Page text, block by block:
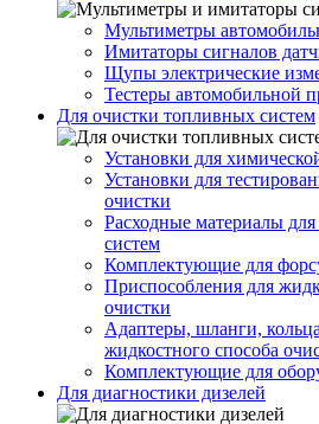
Мультиметры
Имитаторы сигналов
Щупы электрические
Тестеры автомобильной
Для очистки топливных систем
Установки для
Установки для
очистки
Расходные материалы
систем
Комплектующие для
Приспособления для
очистки
Адаптеры, шланги,
жидкостного способа
Комплектующие для
Для диагностики дизелей